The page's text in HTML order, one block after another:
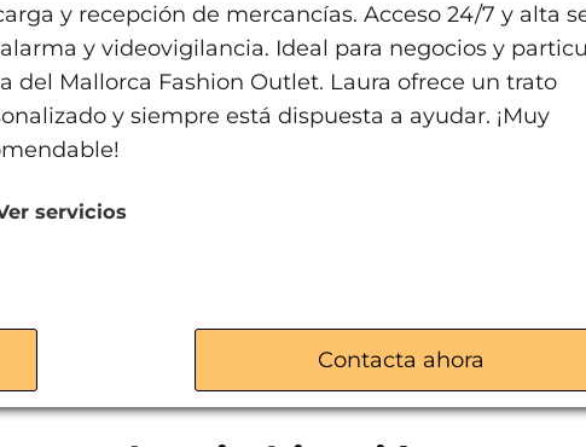
y recepción de mercancías. Acceso 24/7 y alta
y videovigilancia. Ideal para negocios y
del Mallorca Fashion Outlet. Laura ofrece un trato
y siempre está dispuesta a ayudar. ¡Muy
servicios
Alarma y videovigilancia
Zona de descarga
Recepción de mercancías
Contacta ahora